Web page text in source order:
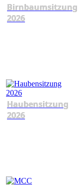
Birnbaumsitzung
2026
Haubensitzung
2026